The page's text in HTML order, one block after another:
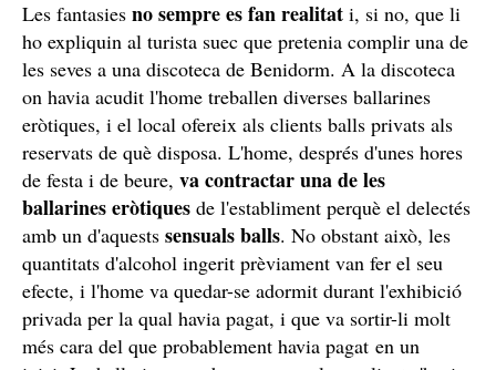
Les fantasies no sempre es fan realitat i, si no, que li
ho expliquin al turista suec que pretenia complir una de
les seves a una discoteca de Benidorm. A la discoteca
on havia acudit l'home treballen diverses ballarines
eròtiques, i el local ofereix als clients balls privats als
reservats de què disposa. L'home, després d'unes hores
de festa i de beure, va contractar una de les
ballarines eròtiques de l'establiment perquè el delectés
amb un d'aquests sensuals balls. No obstant això, les
quantitats d'alcohol ingerit prèviament van fer el seu
efecte, i l'home va quedar-se adormit durant l'exhibició
privada per la qual havia pagat, i que va sortir-li molt
més cara del que probablement havia pagat en un